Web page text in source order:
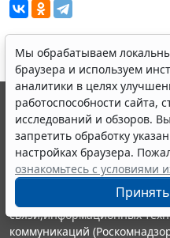
Мы обрабатываем
браузера и используем
аналитики в целях
работоспособности сайта,
исследований и обзоров.
запретить обработку
настройках браузера.
ознакомьтесь с условиями
Принять
© ООО "НПП "ГАРАНТ-
выпускается с 1990 года.
являются участниками
информации ГАРАНТ.
Портал ГАРАНТ.РУ
издания Федеральной
связи,информационных
коммуникаций